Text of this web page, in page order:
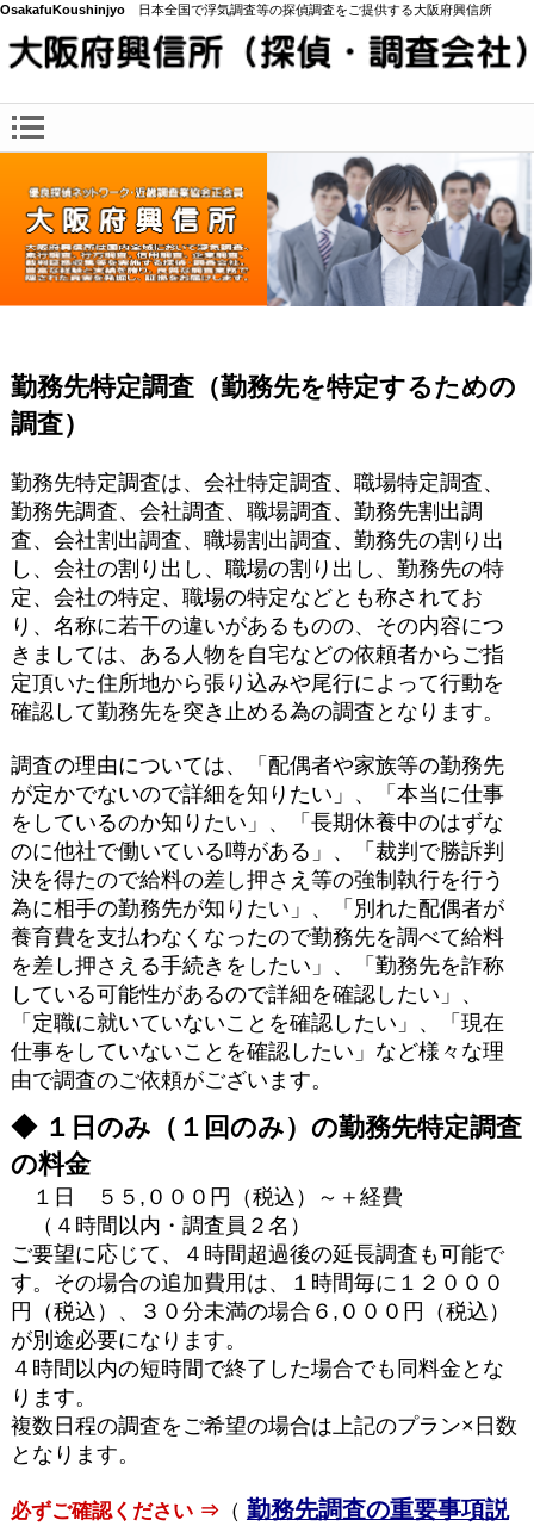
OsakafuKoushinjyo 日本全国で浮気調査等の探偵調査をご提供する大阪府興信所
勤務先特定調査（勤務先を特定するための
調査）
勤務先特定調査は、会社特定調査、職場特定調査、
勤務先調査、会社調査、職場調査、勤務先割出調
査、会社割出調査、職場割出調査、勤務先の割り出
し、会社の割り出し、職場の割り出し、勤務先の特
定、会社の特定、職場の特定などとも称されてお
り、名称に若干の違いがあるものの、その内容につ
きましては、ある人物を自宅などの依頼者からご指
定頂いた住所地から張り込みや尾行によって行動を
確認して勤務先を突き止める為の調査となります。
調査の理由については、「配偶者や家族等の勤務先
が定かでないので詳細を知りたい」、「本当に仕事
をしているのか知りたい」、「長期休養中のはずな
のに他社で働いている噂がある」、「裁判で勝訴判
決を得たので給料の差し押さえ等の強制執行を行う
為に相手の勤務先が知りたい」、「別れた配偶者が
養育費を支払わなくなったので勤務先を調べて給料
を差し押さえる手続きをしたい」、「勤務先を詐称
している可能性があるので詳細を確認したい」、
「定職に就いていないことを確認したい」、「現在
仕事をしていないことを確認したい」など様々な理
由で調査のご依頼がございます。
◆ １日のみ（１回のみ）の勤務先特定調査
の料金
１日 ５５,０００円（税込）～＋経費
（４時間以内・調査員２名）
ご要望に応じて、４時間超過後の延長調査も可能で
す。その場合の追加費用は、１時間毎に１２０００
円（税込）、３０分未満の場合６,０００円（税込）
が別途必要になります。
４時間以内の短時間で終了した場合でも同料金とな
ります。
複数日程の調査をご希望の場合は上記のプラン×日数
となります。
必ずご確認ください ⇒（ 勤務先調査の重要事項説